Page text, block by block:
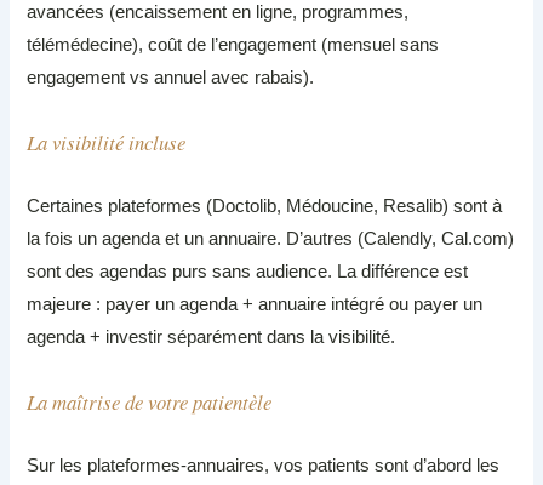
avancées (encaissement en ligne, programmes,
télémédecine), coût de l’engagement (mensuel sans
engagement vs annuel avec rabais).
La visibilité incluse
Certaines plateformes (Doctolib, Médoucine, Resalib) sont à
la fois un agenda et un annuaire. D’autres (Calendly, Cal.com)
sont des agendas purs sans audience. La différence est
majeure : payer un agenda + annuaire intégré ou payer un
agenda + investir séparément dans la visibilité.
La maîtrise de votre patientèle
Sur les plateformes-annuaires, vos patients sont d’abord les